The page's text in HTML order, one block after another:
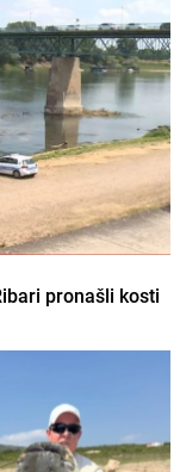
pronašli kosti